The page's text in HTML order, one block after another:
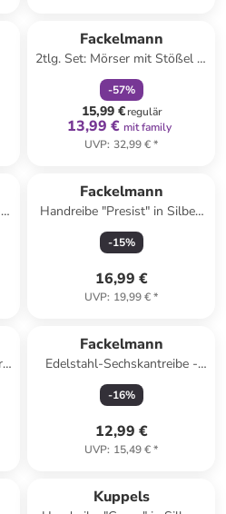
Fackelmann
2tlg. Set: Mörser mit Stößel in
Grau
-57%
15,99 €regulär
13,99 € mit family
UVP: 32,99 €*
Fackelmann
Handreibe "Presist" in Silber/
Schwarz - (L)23 x (B)8 cm
-15%
16,99 €
UVP: 19,99 €*
Fackelmann
Edelstahl-Sechskantreibe -
(H)22 cm
-16%
12,99 €
UVP: 15,49 €*
Kuppels